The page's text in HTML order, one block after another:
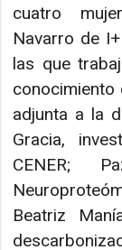
cuatro
Navarro de
las que
conocimiento
adjunta a la
Gracia,
CENER;
Beatriz